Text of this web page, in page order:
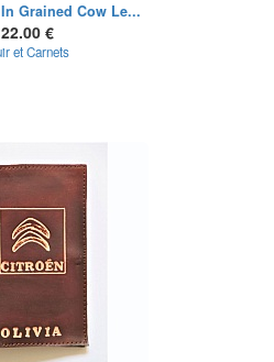
Grained Cow Le...
22.00 €
et Carnets